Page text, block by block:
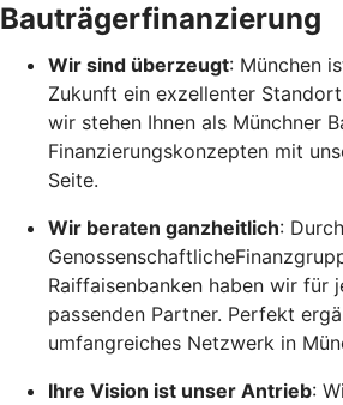
Bauträgerfinanzierung
Wir sind überzeugt: München
Zukunft ein exzellenter
wir stehen Ihnen als Münchner
Finanzierungskonzepten mit
Seite.
Wir beraten ganzheitlich:
Raiffaisenbanken haben wir für
passenden Partner. Perfekt
umfangreiches Netzwerk in
Ihre Vision ist unser Antrieb: